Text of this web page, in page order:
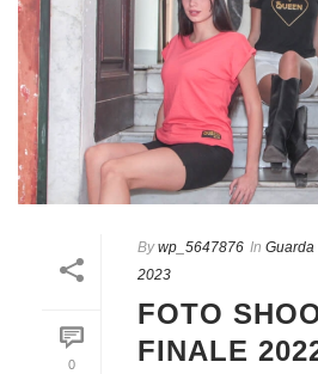
0
By wp_5647876 In Guarda
2023
FOTO
FINALE